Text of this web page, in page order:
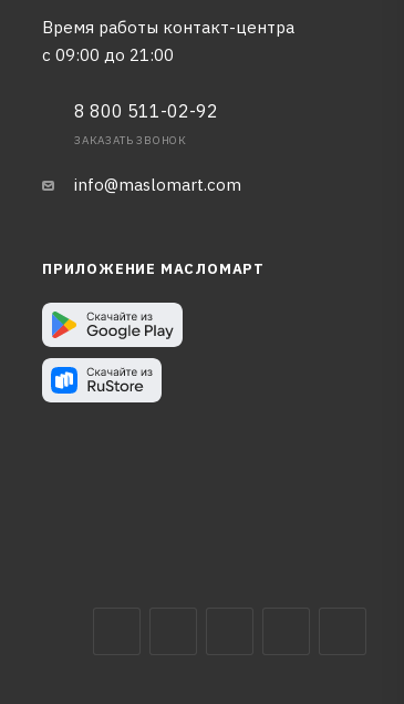
Время работы контакт-центра
с 09:00 до 21:00
8 800 511-02-92
ЗАКАЗАТЬ ЗВОНОК
info@maslomart.com
ПРИЛОЖЕНИЕ МАСЛОМАРТ